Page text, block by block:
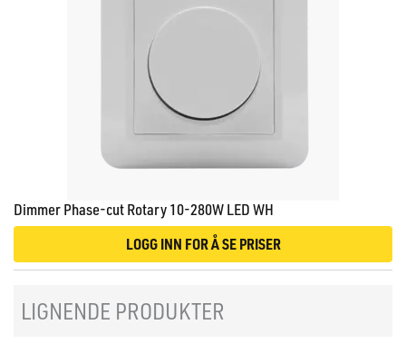
Dimmer Phase-cut Rotary 10-280W LED WH
LOGG INN FOR Å SE PRISER
LIGNENDE PRODUKTER